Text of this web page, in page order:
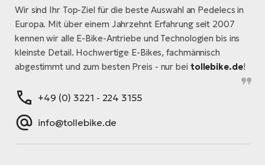
Wir sind Ihr Top-Ziel für die beste Auswahl an Pedelecs in
Europa. Mit über einem Jahrzehnt Erfahrung seit 2007
kennen wir alle E-Bike-Antriebe und Technologien bis ins
kleinste Detail. Hochwertige E-Bikes, fachmännisch
abgestimmt und zum besten Preis - nur bei tollebike.de!
+49 (0) 3221 - 224 3155
info@tollebike.de